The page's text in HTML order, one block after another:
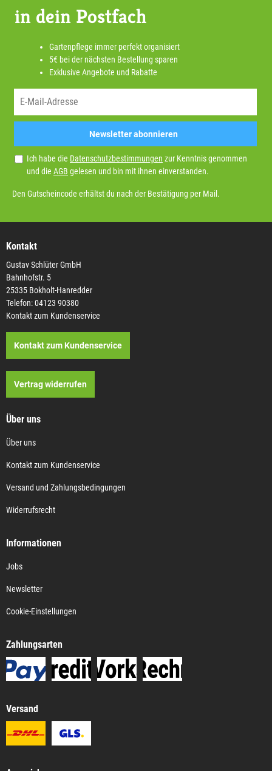
in dein Postfach
Gartenpflege immer perfekt organisiert
5€ bei der nächsten Bestellung sparen
Exklusive Angebote und Rabatte
Newsletter abonnieren
Ich habe die Datenschutzbestimmungen zur Kenntnis genommen
und die AGB gelesen und bin mit ihnen einverstanden.
Den Gutscheincode erhältst du nach der Bestätigung per Mail.
Kontakt
Gustav Schlüter GmbH
Bahnhofstr. 5
25335 Bokholt-Hanredder
Telefon: 04123 90380
Kontakt zum Kundenservice
Kontakt zum Kundenservice
Vertrag widerrufen
Über uns
Über uns
Kontakt zum Kundenservice
Versand und Zahlungsbedingungen
Widerrufsrecht
Informationen
Jobs
Newsletter
Cookie-Einstellungen
Zahlungsarten
Versand